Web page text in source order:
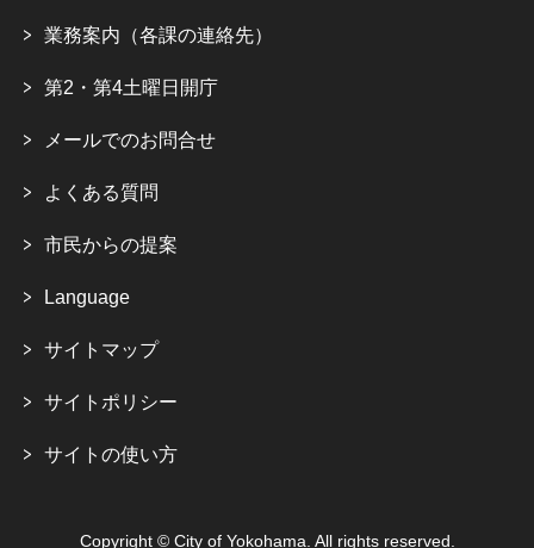
業務案内（各課の連絡先）
第2・第4土曜日開庁
メールでのお問合せ
よくある質問
市民からの提案
Language
サイトマップ
サイトポリシー
サイトの使い方
Copyright © City of Yokohama. All rights reserved.